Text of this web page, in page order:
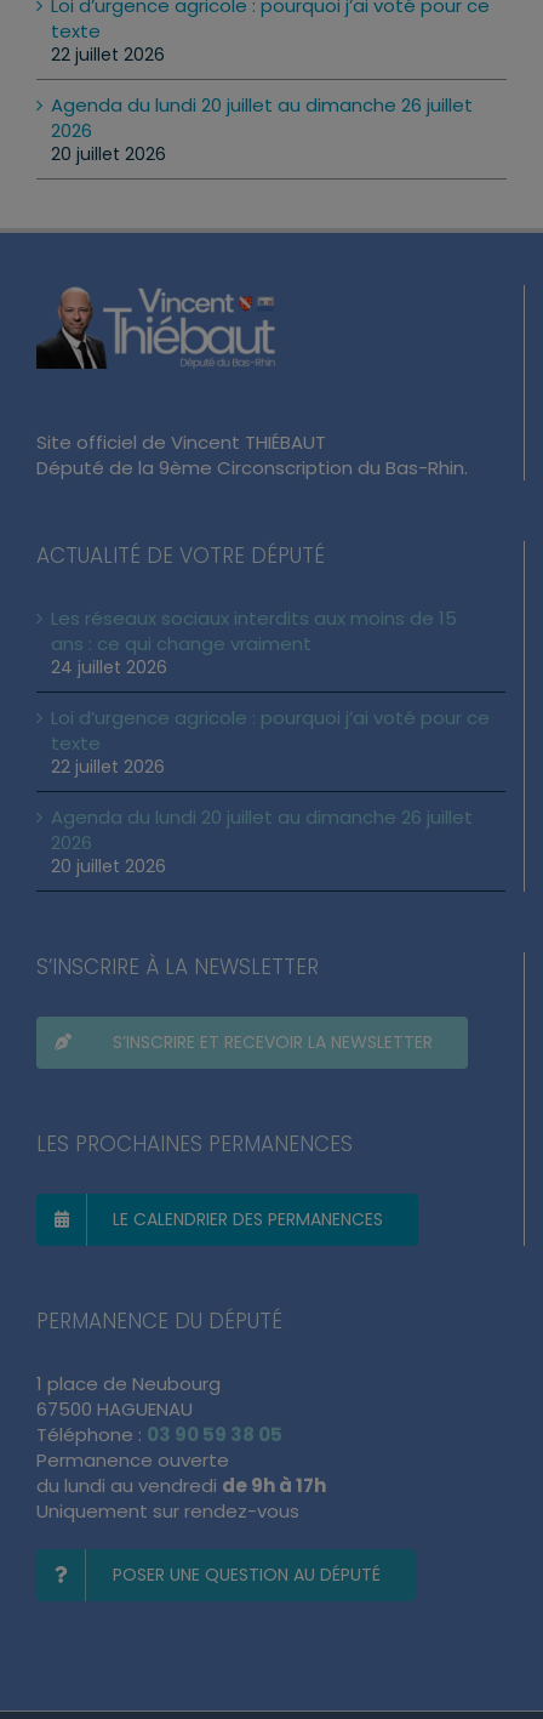
Loi d’urgence agricole : pourquoi j’ai voté pour ce
texte
22 juillet 2026
Agenda du lundi 20 juillet au dimanche 26 juillet
2026
20 juillet 2026
Site officiel de Vincent THIÉBAUT
Député de la 9ème Circonscription du Bas-Rhin.
ACTUALITÉ DE VOTRE DÉPUTÉ
Les réseaux sociaux interdits aux moins de 15
ans : ce qui change vraiment
24 juillet 2026
Loi d’urgence agricole : pourquoi j’ai voté pour ce
texte
22 juillet 2026
Agenda du lundi 20 juillet au dimanche 26 juillet
2026
20 juillet 2026
S’INSCRIRE À LA NEWSLETTER
S’INSCRIRE ET RECEVOIR LA NEWSLETTER
LES PROCHAINES PERMANENCES
LE CALENDRIER DES PERMANENCES
PERMANENCE DU DÉPUTÉ
1 place de Neubourg
67500 HAGUENAU
Téléphone : 03 90 59 38 05
Permanence ouverte
du lundi au vendredi de 9h à 17h
Uniquement sur rendez-vous
POSER UNE QUESTION AU DÉPUTÉ